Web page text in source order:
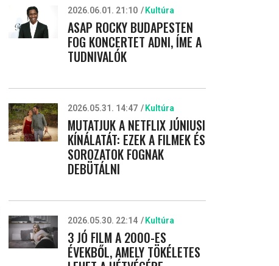
2026.06.01. 21:10 Kultúra
ASAP ROCKY BUDAPESTEN
FOG KONCERTET ADNI, ÍME A
TUDNIVALÓK
2026.05.31. 14:47 Kultúra
MUTATJUK A NETFLIX JÚNIUSI
KÍNÁLATÁT: EZEK A FILMEK ÉS
SOROZATOK FOGNAK
DEBÜTÁLNI
2026.05.30. 22:14 Kultúra
3 JÓ FILM A 2000-ES
ÉVEKBŐL, AMELY TÖKÉLETES